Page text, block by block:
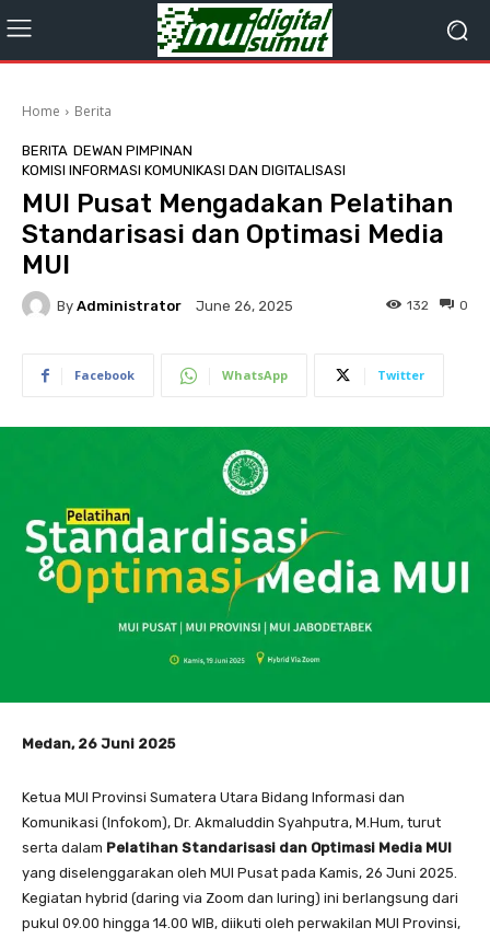
Home Berita
BERITA DEWAN PIMPINAN
KOMISI INFORMASI KOMUNIKASI DAN DIGITALISASI
MUI Pusat Mengadakan Pelatihan
Standarisasi dan Optimasi Media
MUI
By Administrator June 26, 2025 0
132
Facebook WhatsApp Twitter
Medan, 26 Juni 2025
Ketua MUI Provinsi Sumatera Utara Bidang Informasi dan
Komunikasi (Infokom), Dr. Akmaluddin Syahputra, M.Hum, turut
serta dalam Pelatihan Standarisasi dan Optimasi Media MUI
yang diselenggarakan oleh MUI Pusat pada Kamis, 26 Juni 2025.
Kegiatan hybrid (daring via Zoom dan luring) ini berlangsung dari
pukul 09.00 hingga 14.00 WIB, diikuti oleh perwakilan MUI Provinsi,